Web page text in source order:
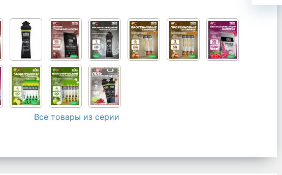
Все товары из серии